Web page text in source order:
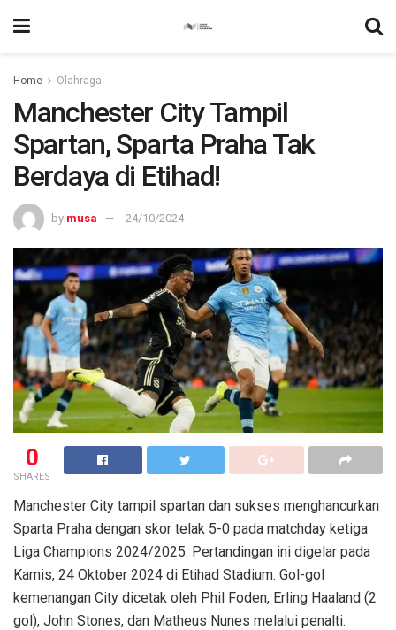
Home Olahraga
Manchester City Tampil
Spartan, Sparta Praha Tak
Berdaya di Etihad!
by musa 24/10/2024
0
SHARES
Manchester City tampil spartan dan sukses menghancurkan
Sparta Praha dengan skor telak 5-0 pada matchday ketiga
Liga Champions 2024/2025. Pertandingan ini digelar pada
Kamis, 24 Oktober 2024 di Etihad Stadium. Gol-gol
kemenangan City dicetak oleh Phil Foden, Erling Haaland (2
gol), John Stones, dan Matheus Nunes melalui penalti.